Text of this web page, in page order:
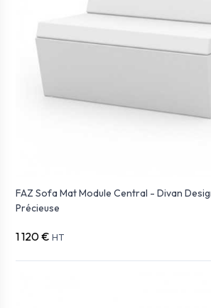
FAZ Sofa Mat Module Central - Divan
Précieuse
1 120 € HT